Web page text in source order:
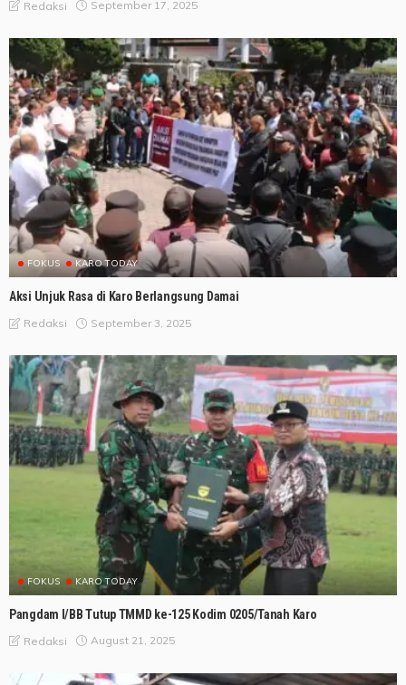
Redaksi September 17, 2025
FOKUS KARO TODAY
Aksi Unjuk Rasa di Karo Berlangsung Damai
Redaksi September 3, 2025
FOKUS KARO TODAY
Pangdam I/BB Tutup TMMD ke-125 Kodim 0205/Tanah Karo
Redaksi August 21, 2025